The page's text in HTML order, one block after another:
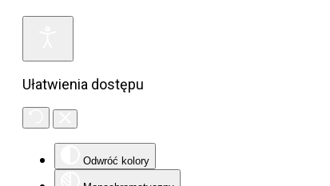
Ułatwienia dostępu
Odwróć kolory